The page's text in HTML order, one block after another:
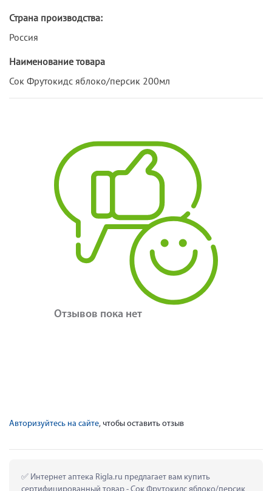
Страна производства:
Россия
Наименование товара
Сок Фрутокидс яблоко/персик 200мл
Отзывов пока нет
Авторизуйтесь на сайте, чтобы оставить отзыв
Интернет аптека Rigla.ru предлагает вам купить